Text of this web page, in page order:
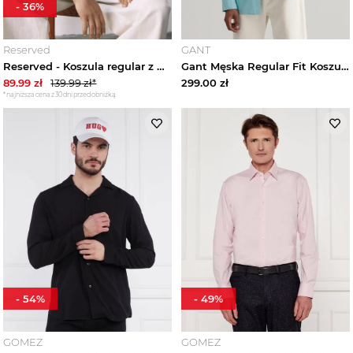
Koszule casualowe męskie
Koszule biznesowe męskie
Koszule flanelowe męskie
Koszule jeansowe męskie
Koszule lniane męskie
Koszule Ralph Lauren męskie
Koszule regular męskie
Koszule slim fit męskie
Koszule smokingowe męskie
Reserved
Reserved - Koszula regular z bawełny egipskiej - beżowy
89.99 zł 139.99zł*
*najniższa cena z 30 dni przed obniżką
-36%
GANT
Gant Męska Regular Fit Koszula
299.00 zł
GOMEZ
-54%
GOMEZ
- 49%